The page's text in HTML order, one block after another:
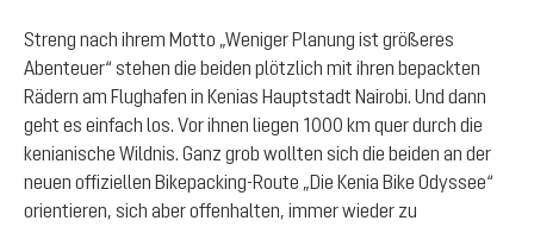
Streng nach ihrem Motto „Weniger Planung ist größeres
Abenteuer“ stehen die beiden plötzlich mit ihren bepackten
Rädern am Flughafen in Kenias Hauptstadt Nairobi. Und dann
geht es einfach los. Vor ihnen liegen 1000 km quer durch die
kenianische Wildnis. Ganz grob wollten sich die beiden an der
neuen offiziellen Bikepacking-Route „Die Kenia Bike Odyssee“
orientieren, sich aber offenhalten, immer wieder zu